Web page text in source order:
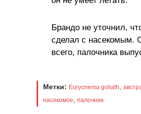
Брандо не уточнил,
сделал с насекомым.
всего, палочника
Метки: Eurycnema goliath
насекомое палочник